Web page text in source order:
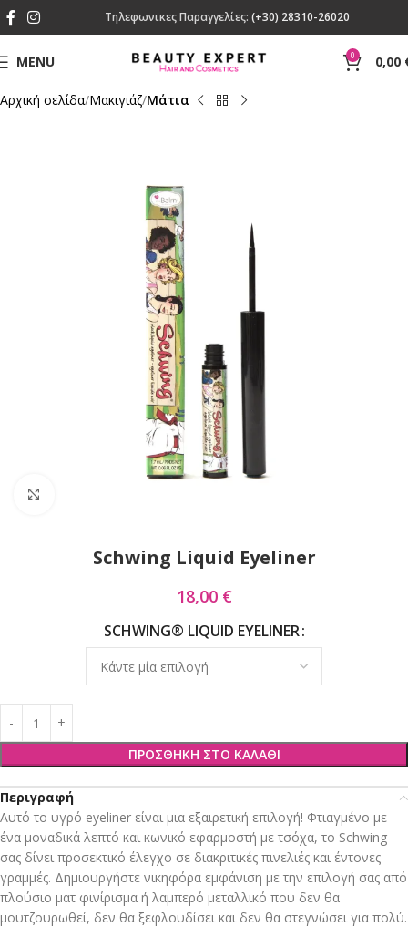
Τηλεφωνικες Παραγγελίες: (+30) 28310-26020
MENU 0 0,00
Αρχική σελίδα Mακιγιάζ Μάτια
Schwing Liquid Eyeliner
18,00 €
SCHWING® LIQUID EYELINER
ΠΡΟΣΘΉΚΗ ΣΤΟ ΚΑΛΆΘΙ
Περιγραφή
Αυτό το υγρό eyeliner είναι μια εξαιρετική επιλογή! Φτιαγμένο με
ένα μοναδικά λεπτό και κωνικό εφαρμοστή με τσόχα, το Schwing
σας δίνει προσεκτικό έλεγχο σε διακριτικές πινελιές και έντονες
γραμμές. Δημιουργήστε νικηφόρα εμφάνιση με την επιλογή σας από
πλούσιο ματ φινίρισμα ή λαμπερό μεταλλικό που δεν θα
μουτζουρωθεί, δεν θα ξεφλουδίσει και δεν θα στεγνώσει για πολύ.